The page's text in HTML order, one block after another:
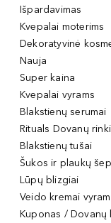
Išpardavimas
Kvepalai moterims
Dekoratyvinė
Nauja
Super kaina
Kvepalai vyrams
Blakstienų serumai
Rituals Dovanų
Blakstienų tušai
Šukos ir plaukų
Lūpų blizgiai
Veido kremai
Kuponas / Dovanų